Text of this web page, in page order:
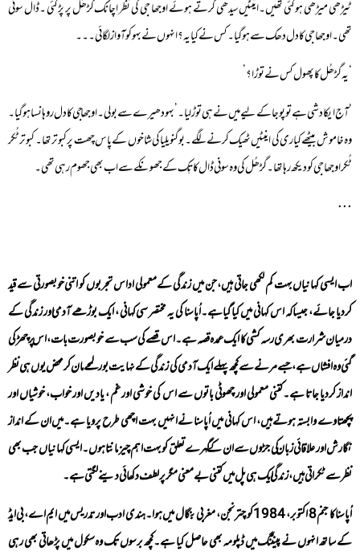
ٹیڑھی میڑھی ہوگئی تھیں۔اینٹیں سیدھی کرتے ہوئے اوجھا جی کی نظر اچانک گڑھُل پر پڑگئی ۔ڈال سونی
تھی۔اوجھا جی کا دل دھک سے ہوگیا۔کس نے کیا یہ؟ انہوں نے بہو کو آواز لگائی۔۔۔
‘یہ گڑھُل کا پھول کس نے توڑا؟’
‘آج ایکادشی ہے تو پوجا کے لیے میں نے ہی توڑ لیا۔’ بہو دھیرے سے بولی۔اوجھا جی کا دل روہانسا ہوگیا۔
وہ خاموش بیٹھے کیاری کی اینٹیں ٹھیک کرنے لگے۔بوگنویلیا کی شاخوں کے پاس چھت پر کبوتر تھا۔ کبوتر ٹُکر
ٹُکر اوجھا جی کو دیکھ رہا تھا۔ گڑھُل کی وہ سونی ڈال کاتِک کے جھونکے سے اب بھی جھوم رہی تھی۔
٠٠٠
اب ایسی کہانیاں بہت کم لکھی جاتی ہیں، جن میں زندگی کے معمولی اداس تجربوں کو اتنی خوبصورتی سے قید
کردیا جائے، جیسا کہ اس کہانی میں کیا گیا ہے۔اُپاسنا کی یہ مختصر سی کہانی ، ایک بوڑھے آدمی اور زندگی کے
درمیان شرارت بھری رسہ کشی کا ایک عمدہ قصہ ہے۔اس قصے کی سب سے خوبصورت بات، اس پر چھڑکی
گئی وہ افشاں ہے، جسے مرنے سے کچھ پہلے ایک آدمی کی زندگی کے نہایت بور لمحے مان کر محض یوں ہی نظر
انداز کردیا جاتا ہے۔کتنی معمولی اور چھوٹی باتوں سے اس کی خوشی اور غم ، یادیں اور خواب، خوشیاں اور
پچھتاوے وابستہ ہوتے ہیں، اس کہانی میں اُپاسنا نے انہیں بہت اچھی طرح پرویا ہے۔میں ان کے انداز
نگارش اور علاقائی زبان کی جڑوں سے ان کے گہرےتعلق کو بہت اہم چیز مانتا ہوں۔ایسی کہانیاں جب بھی
نظر سے ٹکراتی ہیں، زندگی ایک ہی پل میں کتنی بے معنی مگر پرلطف دکھائی دینے لگتی ہے۔
اُپاسنا کا جنم 8 اکتوبر ، 1984 کو چترنجن ، مغربی بنگال میں ہوا۔ہندی ادب اور تدریس میں ایم اے، بی ایڈ
کے ساتھ انہوں نے پینٹنگ میں ڈپلومہ بھی حاصل کیا ہے۔کچھ برسوں تک وہ سکول میں پڑھاتی بھی رہی